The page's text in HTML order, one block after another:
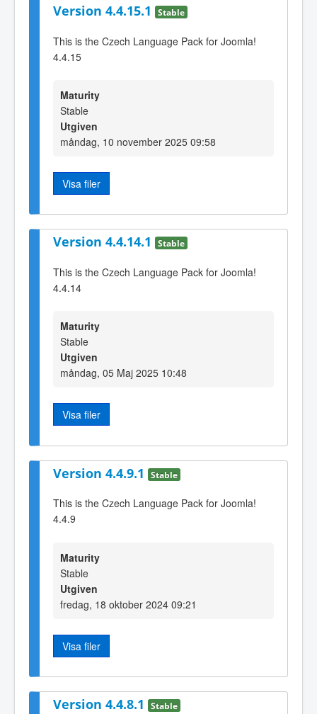
Version 4.4.15.1 Stable
This is the Czech Language Pack for Joomla!
4.4.15
Maturity
Stable
Utgiven
måndag, 10 november 2025 09:58
Visa filer
Version 4.4.14.1 Stable
This is the Czech Language Pack for Joomla!
4.4.14
Maturity
Stable
Utgiven
måndag, 05 Maj 2025 10:48
Visa filer
Version 4.4.9.1 Stable
This is the Czech Language Pack for Joomla!
4.4.9
Maturity
Stable
Utgiven
fredag, 18 oktober 2024 09:21
Visa filer
Version 4.4.8.1 Stable